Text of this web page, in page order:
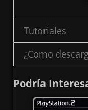
Tutoriales
¿Como
Podría